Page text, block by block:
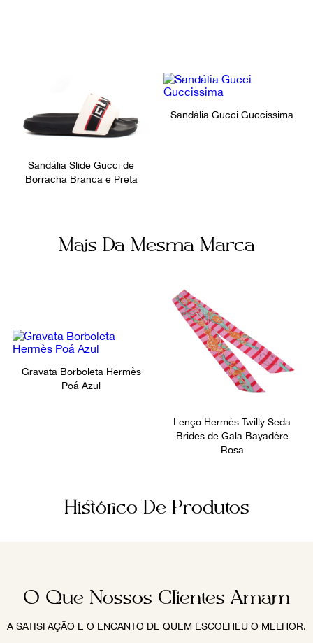
Sandália Slide Gucci de
Borracha Branca e Preta
Sandália Gucci Guccissima
Mais Da Mesma Marca
Gravata Borboleta Hermès
Poá Azul
Lenço Hermès Twilly Seda
Brides de Gala Bayadère
Rosa
Histórico De Produtos
O Que Nossos Clientes Amam
A SATISFAÇÃO E O ENCANTO DE QUEM ESCOLHEU O MELHOR.